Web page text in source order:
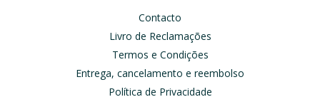
Contacto
Livro de Reclamações
Termos e Condições
Entrega, cancelamento e reembolso
Política de Privacidade